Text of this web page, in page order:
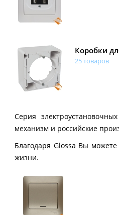
Коробки
25 товаров
Серия
механизм и российские
Благодаря Glossa Вы
жизни.